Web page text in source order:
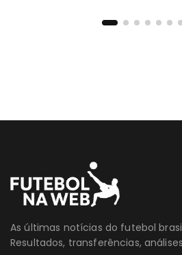
As últimas notícias do futebol
Resultados, transferências,